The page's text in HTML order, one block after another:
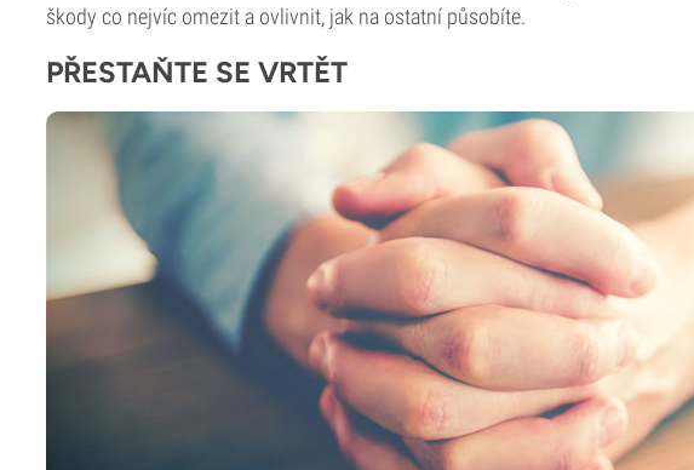
škody co nejvíc omezit a ovlivnit, jak na ostatní působíte.
PŘESTAŇTE SE VRTĚT